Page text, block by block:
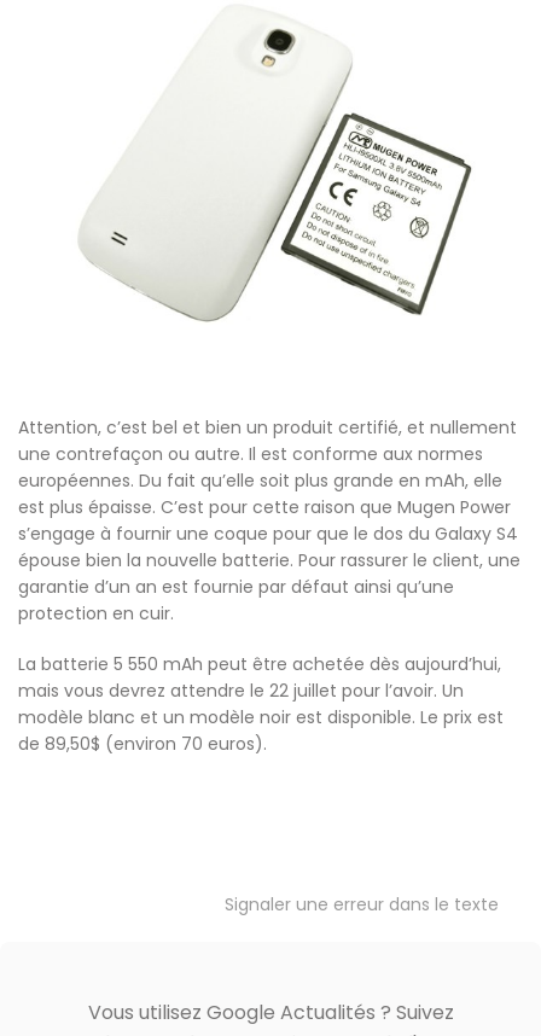
Attention, c’est bel et bien un produit certifié, et nullement
une contrefaçon ou autre. Il est conforme aux normes
européennes. Du fait qu’elle soit plus grande en mAh, elle
est plus épaisse. C’est pour cette raison que Mugen Power
s’engage à fournir une coque pour que le dos du Galaxy S4
épouse bien la nouvelle batterie. Pour rassurer le client, une
garantie d’un an est fournie par défaut ainsi qu’une
protection en cuir.
La batterie 5 550 mAh peut être achetée dès aujourd’hui,
mais vous devrez attendre le 22 juillet pour l’avoir. Un
modèle blanc et un modèle noir est disponible. Le prix est
de 89,50$ (environ 70 euros).
Signaler une erreur dans le texte
Vous utilisez Google Actualités ? Suivez